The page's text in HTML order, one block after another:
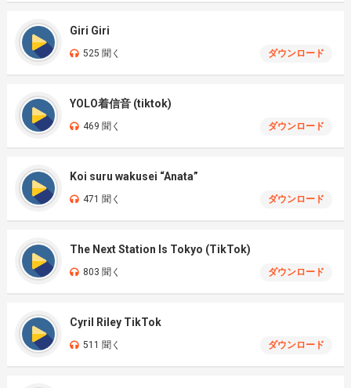
Giri Giri
525 聞く ダウンロード
YOLO着信音 (tiktok)
469 聞く ダウンロード
Koi suru wakusei “Anata”
471 聞く ダウンロード
The Next Station Is Tokyo (TikTok)
803 聞く ダウンロード
Cyril Riley TikTok
511 聞く ダウンロード